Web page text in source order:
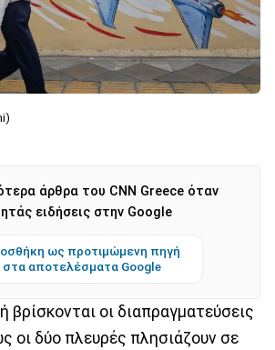
άρθρα του CNN Greece όταν
ειδήσεις στην Google
ως προτιμώμενη πηγή
στα αποτελέσματα Google
βρίσκονται οι διαπραγματεύσεις
οι δύο πλευρές πλησιάζουν σε